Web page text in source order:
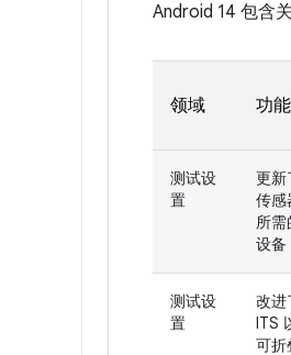
Android 14 包含
领域 功能
测试设
置
更新
传感
所需
设备
测试设
置
改进
ITS
可折